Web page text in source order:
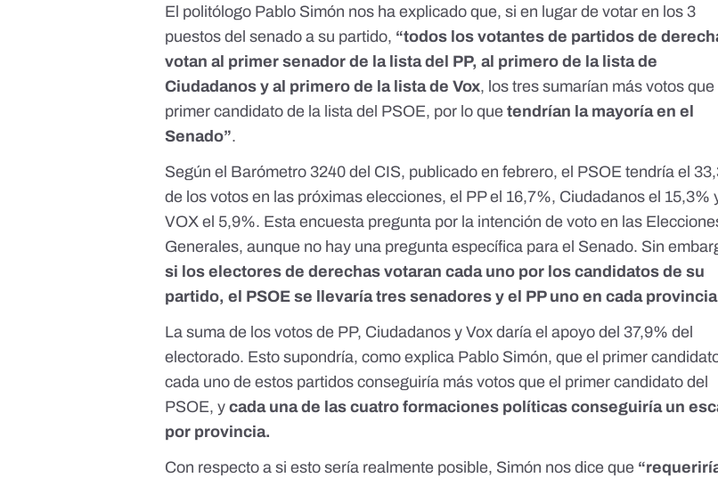
El politólogo Pablo Simón nos ha explicado que, si en lugar de votar en los 3
puestos del senado a su partido, “todos los votantes de partidos de
votan al primer senador de la lista del PP, al primero de la lista de
Ciudadanos y al primero de la lista de Vox, los tres sumarían más votos que
primer candidato de la lista del PSOE, por lo quetendrían la mayoría en el
Senado”.
Según el Barómetro 3240 del CIS, publicado en febrero, el PSOE tendría el
de los votos en las próximas elecciones, el PP el 16,7%, Ciudadanos el 15,3%
VOX el 5,9%. Esta encuesta pregunta por la intención de voto en las
Generales, aunque no hay una pregunta específica para el Senado. Sin
si los electores de derechas votaran cada uno por los candidatos de su
partido, el PSOE se llevaría tres senadores y el PP uno en cada
La suma de los votos de PP, Ciudadanos y Vox daría el apoyo del 37,9% del
electorado. Esto supondría, como explica Pablo Simón, que el primer
cada uno de estos partidos conseguiría más votos que el primer candidato del
PSOE, ycada una de las cuatro formaciones políticas conseguiría un
por provincia.
Con respecto a si esto sería realmente posible, Simón nos dice que